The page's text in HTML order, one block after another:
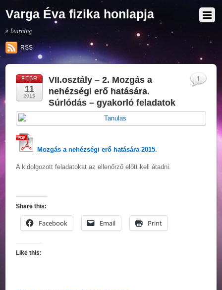
Varga Éva fizika honlapja
e-learning
RSS
FEBR
11
2015
VII.osztály – 2. Mozgás a
nehézségi erő hatására.
Súrlódás – gyakorló feladatok
Mozgás a nehézségi erő hatására 2015.
A kidolgozott feladatokat az ellenőrző előtt kell átadni.
Share this:
Facebook Email Print
Like this:
1